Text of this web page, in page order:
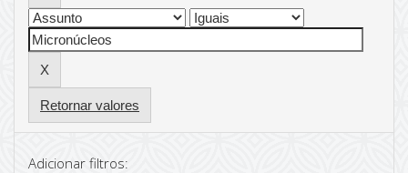
Retornar valores
Adicionar filtros: